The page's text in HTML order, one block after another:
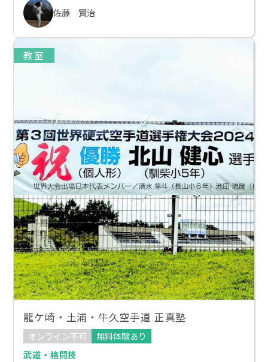
佐藤 賢治
教室
龍ケ崎・土浦・牛久空手道 正真塾
オンライン不可
無料体験あり
武道・格闘技